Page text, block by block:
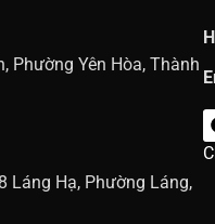
Phường Yên Hòa, Thành
Láng Hạ, Phường Láng,